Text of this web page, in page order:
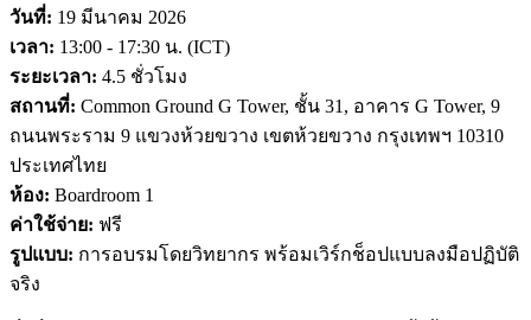
วันที่: 19 มีนาคม 2026
เวลา: 13:00 - 17:30 น. (ICT)
ระยะเวลา: 4.5 ชั่วโมง
สถานที่: Common Ground G Tower, ชั้น 31, อาคาร G Tower, 9
ถนนพระราม 9 แขวงห้วยขวาง เขตห้วยขวาง กรุงเทพฯ 10310
ประเทศไทย
ห้อง: Boardroom 1
ค่าใช้จ่าย: ฟรี
รูปแบบ: การอบรมโดยวิทยากร พร้อมเวิร์กช็อปแบบลงมือปฏิบัติ
จริง